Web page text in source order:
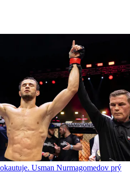
Usman Nurmagomedov prý